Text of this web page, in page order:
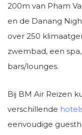
200m van Pham
en de Danang
over 250
zwembad, een
bars/lounges.
Bij BM Air Reizen
verschillende
eenvoudige